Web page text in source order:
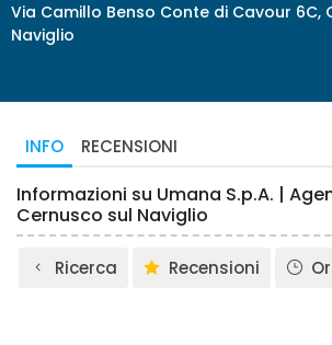
Via Camillo Benso Conte di Cavour 6C,
Naviglio
INFO RECENSIONI
Informazioni su Umana S.p.A. |
Cernusco sul Naviglio
Ricerca Recensioni